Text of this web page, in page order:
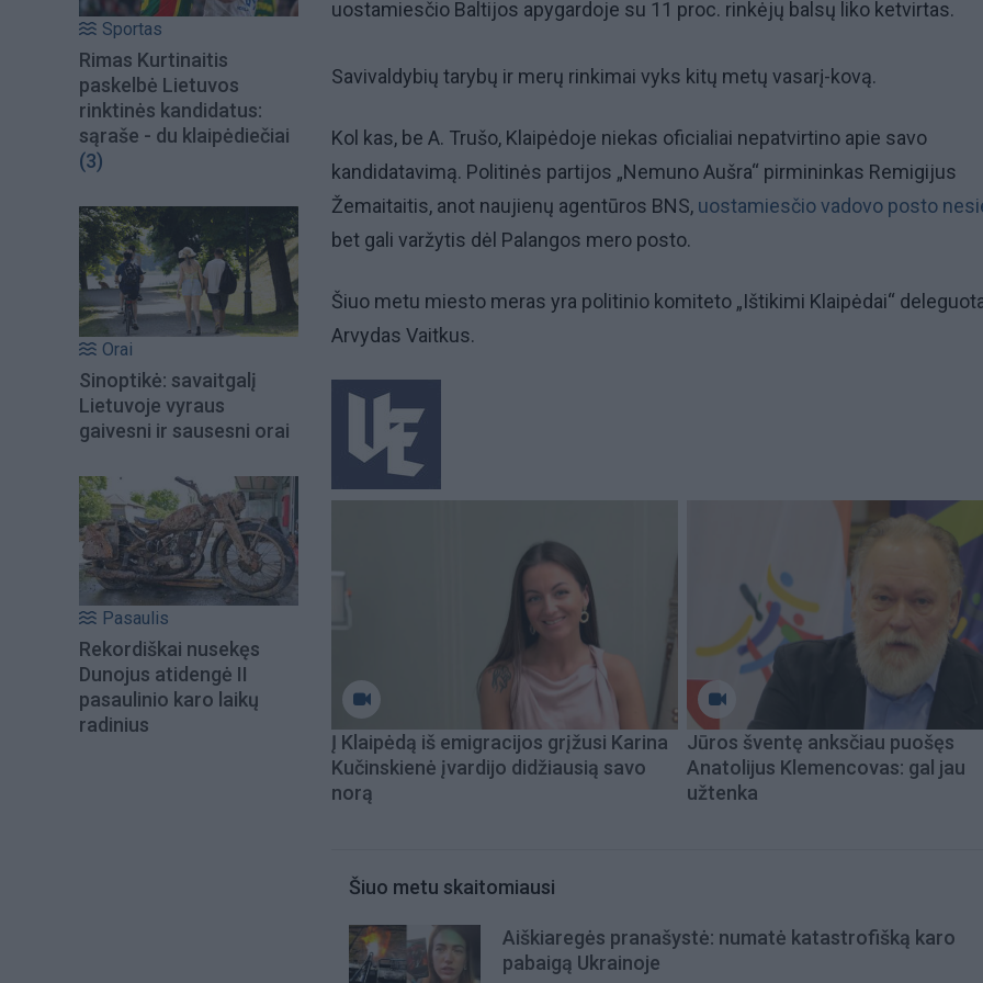
Sportas
Rimas Kurtinaitis
paskelbė Lietuvos
rinktinės kandidatus:
sąraše - du klaipėdiečiai
(3)
Orai
Sinoptikė: savaitgalį
Lietuvoje vyraus
gaivesni ir sausesni orai
Pasaulis
Rekordiškai nusekęs
Dunojus atidengė II
pasaulinio karo laikų
radinius
uostamiesčio Baltijos apygardoje su 11 proc. rinkėjų balsų liko ketvirtas.
Savivaldybių tarybų ir merų rinkimai vyks kitų metų vasarį-kovą.
Kol kas, be A. Trušo, Klaipėdoje niekas oficialiai nepatvirtino apie savo
kandidatavimą. Politinės partijos „Nemuno Aušra“ pirmininkas Remigijus
Žemaitaitis, anot naujienų agentūros BNS, uostamiesčio vadovo posto
bet gali varžytis dėl Palangos mero posto.
Šiuo metu miesto meras yra politinio komiteto „Ištikimi Klaipėdai“
Arvydas Vaitkus.
Į Klaipėdą iš emigracijos grįžusi Karina
Kučinskienė įvardijo didžiausią savo
norą
Jūros šventę anksčiau puošęs
Anatolijus Klemencovas: gal jau
užtenka
Šiuo metu skaitomiausi
Aiškiaregės pranašystė: numatė katastrofišką karo
pabaigą Ukrainoje